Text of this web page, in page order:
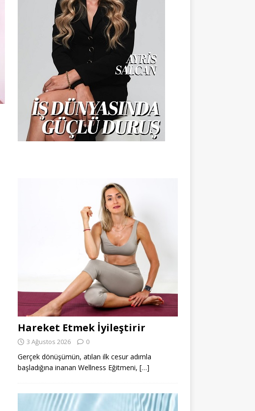
Hareket Etmek İyileştirir
3 Ağustos 2026 0
Gerçek dönüşümün, atılan ilk cesur adımla
başladığına inanan Wellness Eğitmeni, […]